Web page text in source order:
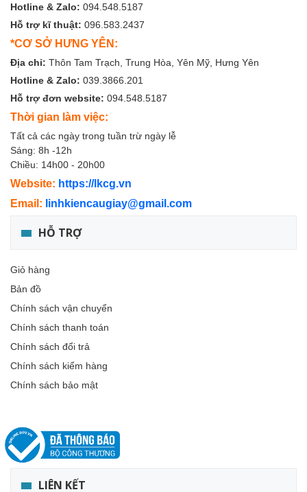
Hotline & Zalo: 094.548.5187
Hỗ trợ kĩ thuật: 096.583.2437
*CƠ SỞ HƯNG YÊN:
Địa chỉ: Thôn Tam Trạch, Trung Hòa, Yên Mỹ, Hưng Yên
Hotline & Zalo: 039.3866.201
Hỗ trợ đơn website: 094.548.5187
Thời gian làm việc:
Tất cả các ngày trong tuần trừ ngày lễ
Sáng: 8h -12h
Chiều: 14h00 - 20h00
Website: https://lkcg.vn
Email: linhkiencaugiay@gmail.com
HỖ TRỢ
Giỏ hàng
Bản đồ
Chính sách vận chuyển
Chính sách thanh toán
Chính sách đổi trả
Chính sách kiểm hàng
Chính sách bảo mật
LIÊN KẾT